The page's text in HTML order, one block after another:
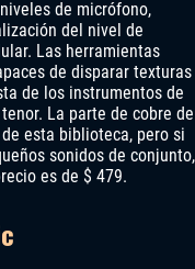
de micrófono,
del nivel de
Las herramientas
de disparar texturas
de los instrumentos de
La parte de cobre de
esta biblioteca, pero si
sonidos de conjunto,
es de $ 479.